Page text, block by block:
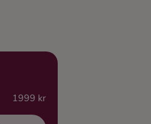
1999 kr